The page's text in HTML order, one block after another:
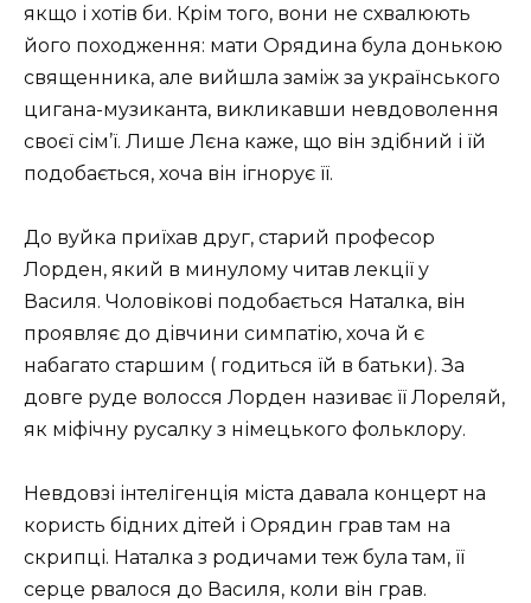
якщо і хотів би. Крім того, вони не схвалюють
його походження: мати Орядина була донькою
священника, але вийшла заміж за українського
цигана-музиканта, викликавши невдоволення
своєї сім’ї. Лише Лєна каже, що він здібний і їй
подобається, хоча він ігнорує її.
До вуйка приїхав друг, старий професор
Лорден, який в минулому читав лекції у
Василя. Чоловікові подобається Наталка, він
проявляє до дівчини симпатію, хоча й є
набагато старшим ( годиться їй в батьки). За
довге руде волосся Лорден називає її Лореляй,
як міфічну русалку з німецького фольклору.
Невдовзі інтелігенція міста давала концерт на
користь бідних дітей і Орядин грав там на
скрипці. Наталка з родичами теж була там, її
серце рвалося до Василя, коли він грав.